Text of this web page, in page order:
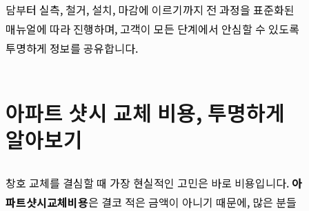
담부터 실측, 철거, 설치, 마감에 이르기까지 전 과정을 표준화된
매뉴얼에 따라 진행하며, 고객이 모든 단계에서 안심할 수 있도록
투명하게 정보를 공유합니다.
아파트 샷시 교체 비용, 투명하게
알아보기
창호 교체를 결심할 때 가장 현실적인 고민은 바로 비용입니다. 아
파트샷시교체비용은 결코 적은 금액이 아니기 때문에, 많은 분들